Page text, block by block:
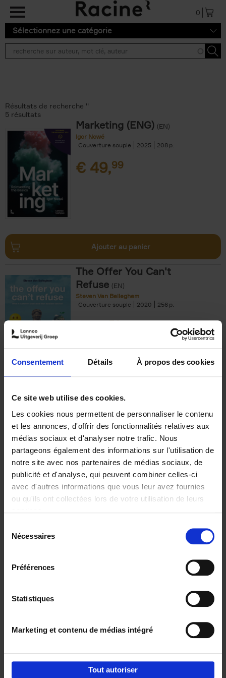
Consentement Détails À propos des cookies
Ce site web utilise des cookies.
Les cookies nous permettent de personnaliser le contenu
et les annonces, d'offrir des fonctionnalités relatives aux
médias sociaux et d'analyser notre trafic. Nous
partageons également des informations sur l'utilisation de
notre site avec nos partenaires de médias sociaux, de
publicité et d'analyse, qui peuvent combiner celles-ci
avec d'autres informations que vous leur avez fournies
ou qu'ils ont collectées lors de votre utilisation de leurs
Nécessaires
Préférences
Statistiques
Marketing et contenu de médias intégré
Tout autoriser
Aller au contenu principal
0
Sélectionnez une catégorie
Résultats de recherche ''
5 résultats
Marketing (ENG) (EN)
Igor Nowé
Couverture souple
2025 208
€ 49,99
Ajouter au panier
The Offer You Can't
Refuse (EN)
Steven Van Belleghem
Couverture souple
2020 256
€37,50
Building Bonds = Building
Business
Jochen Roef Jozefien De Feyter
Carolien Boom
Couverture souple
2025 200
€29,99
Digital marketing like a PRO -
completely revised edition (EN)